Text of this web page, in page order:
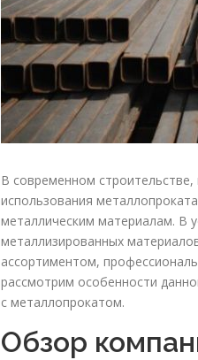
В современном
использования
металлическим материалам. В
металлизированных
ассортиментом,
рассмотрим особенности
с металлопрокатом.
Обзор